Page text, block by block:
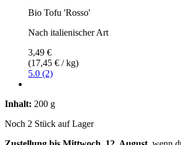
Bio Tofu 'Rosso'
Nach italienischer Art
3,49 €
(17,45 € / kg)
5.0 (2)
Inhalt: 200 g
Noch 2 Stück auf Lager